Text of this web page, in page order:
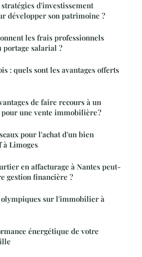
d'investissement
développer son patrimoine ?
les frais professionnels
portage salarial ?
: quels sont les avantages offerts
de faire recours à un
une vente immobilière ?
pour l'achat d'un bien
Limoges
en affacturage à Nantes peut-
gestion financière ?
olympiques sur l'immobilier à
énergétique de votre